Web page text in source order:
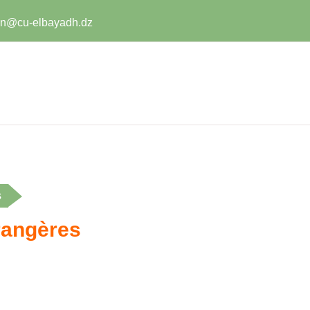
elbayadh.dz